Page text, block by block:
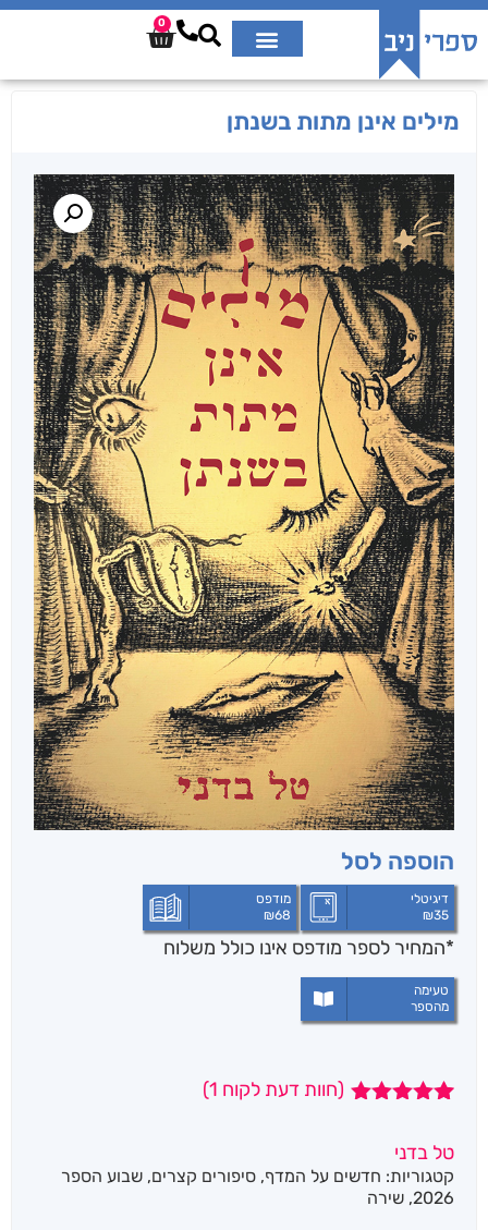
0
מילים אינן מתות בשנתן
הוספה לסל
דיגיטלי
₪35
מודפס
₪68
*המחיר לספר מודפס אינו כולל משלוח
טעימה
מהספר
מבוסס על
דירוגים של
לקוחות
(חוות דעת לקוח 1
)
טל בדני
קטגוריות: חדשים על המדף, סיפורים קצרים, שבוע הספר
2026
, שירה